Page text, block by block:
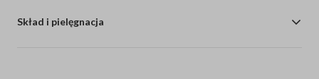
Skład i pielęgnacja